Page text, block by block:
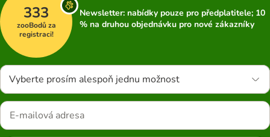
333
zooBodů za
registraci!
Newsletter: nabídky pouze pro předplatitele; 10
% na druhou objednávku pro nové zákazníky
Vyberte prosím alespoň jednu možnost